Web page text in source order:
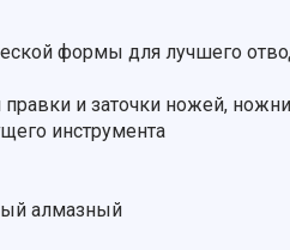
формы для лучшего
и заточки ножей,
инструмента
алмазный